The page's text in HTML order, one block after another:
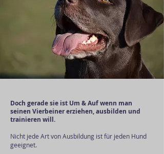
Doch gerade sie ist Um & Auf wenn man
seinen Vierbeiner erziehen, ausbilden und
trainieren will.
Nicht jede Art von Ausbildung ist für jeden Hund
geeignet.